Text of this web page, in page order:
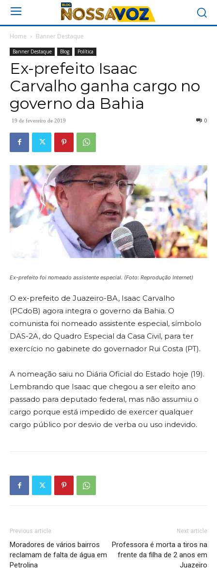
Home Banner Destaque
Banner Destaque Blog Política
Ex-prefeito Isaac
Carvalho ganha cargo no
governo da Bahia
19 de fevereiro de 2019 0
Ex-prefeito foi nomeado assistente especial. (Foto: Reprodução Internet)
O ex-prefeito de Juazeiro-BA, Isaac Carvalho
(PCdoB) agora integra o governo da Bahia. O
comunista foi nomeado assistente especial, símbolo
DAS-2A, do Quadro Especial da Casa Civil, para ter
exercício no gabinete do governador Rui Costa (PT).
A nomeação saiu no Diária Oficial do Estado hoje (19).
Lembrando que Isaac que chegou a ser eleito ano
passado para deputado federal, mas não assumiu o
cargo porque está impedido de exercer qualquer
cargo público por desvio de verba ou uso indevido.
Previous article
Moradores de vários bairros
reclamam de falta de água em
Petrolina
Next article
Professora é morta a tiros na
frente da filha de 2 anos em
Juazeiro